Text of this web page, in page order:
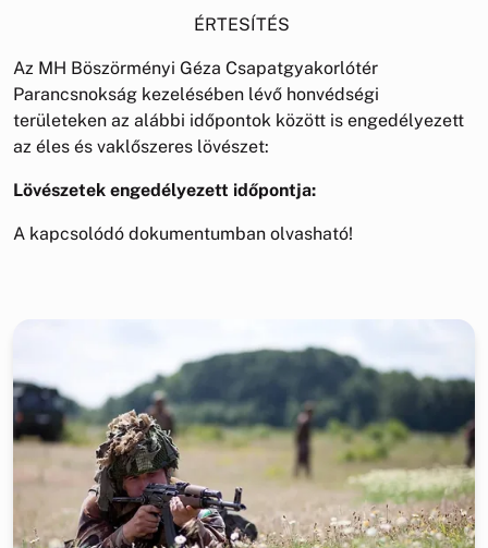
ÉRTESÍTÉS
Az MH Böszörményi Géza Csapatgyakorlótér
Parancsnokság kezelésében lévő honvédségi
területeken az alábbi időpontok között is engedélyezett
az éles és vaklőszeres lövészet:
Lövészetek engedélyezett időpontja:
A kapcsolódó dokumentumban olvasható!